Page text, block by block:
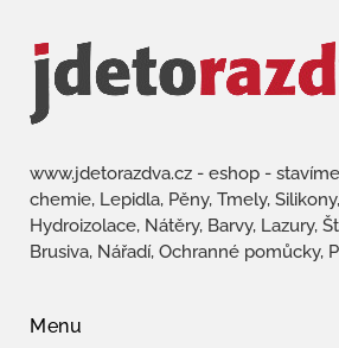
www.jdetorazdva.cz - eshop -
chemie, Lepidla, Pěny, Tmely,
Hydroizolace, Nátěry, Barvy, Lazury,
Brusiva, Nářadí, Ochranné pomůcky,
Menu